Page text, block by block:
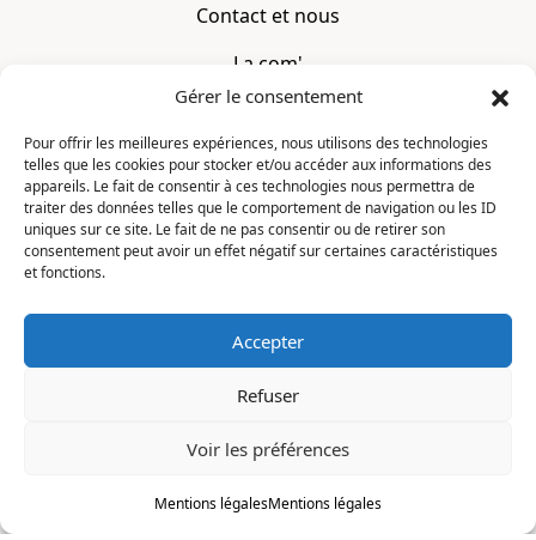
Gérer le consentement
Pour offrir les meilleures expériences, nous utilisons des technologies
telles que les cookies pour stocker et/ou accéder aux informations des
appareils. Le fait de consentir à ces technologies nous permettra de
traiter des données telles que le comportement de navigation ou les ID
uniques sur ce site. Le fait de ne pas consentir ou de retirer son
consentement peut avoir un effet négatif sur certaines caractéristiques
et fonctions.
Accepter
Refuser
Voir les préférences
Mentions légalesMentions légales
Contact et nous
La com'
Mentions légales
CONTACT
La Constellation
7 chemin du Clotay
contact@motsditsmotslus.com
Je lis, je m'inscris